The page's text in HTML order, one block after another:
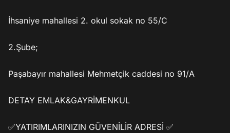
İhsaniye mahallesi 2. okul sokak no 55/C
2.Şube;
Paşabayır mahallesi Mehmetçik caddesi no 91/A
DETAY EMLAK&GAYRİMENKUL
✅YATIRIMLARINIZIN GÜVENİLİR ADRESİ ✅